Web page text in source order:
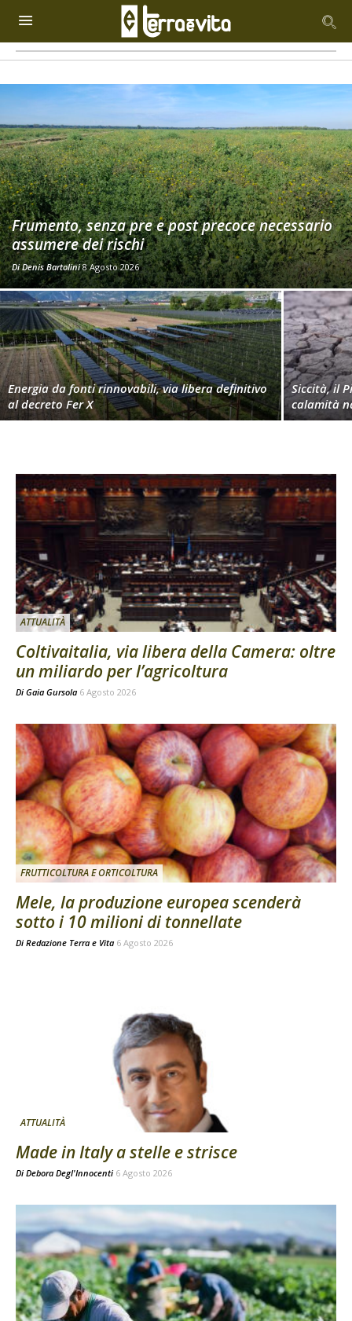
Frumento, senza pre e post precoce necessario
assumere dei rischi
DiDenis Bartolini 8 Agosto 2026
Energia da fonti rinnovabili, via libera definitivo
al decreto Fer X
Siccità, il
calamità
ATTUALITÀ
Coltivaitalia, via libera della Camera: oltre
un miliardo per l’agricoltura
Di Gaia Gursola 6 Agosto 2026
FRUTTICOLTURA E ORTICOLTURA
Mele, la produzione europea scenderà
sotto i 10 milioni di tonnellate
Di Redazione Terra e Vita 6 Agosto 2026
ATTUALITÀ
Made in Italy a stelle e strisce
Di Debora Degl'Innocenti 6 Agosto 2026